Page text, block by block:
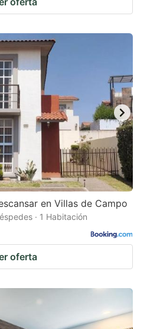
en Villas de Campo
· 1 Habitación
oferta